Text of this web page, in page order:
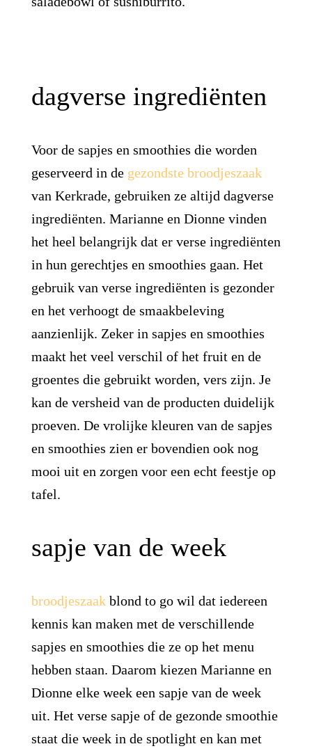
dagverse ingrediënten
Voor de sapjes en smoothies die worden
geserveerd in de gezondste broodjeszaak
van Kerkrade, gebruiken ze altijd dagverse
ingrediënten. Marianne en Dionne vinden
het heel belangrijk dat er verse ingrediënten
in hun gerechtjes en smoothies gaan. Het
gebruik van verse ingrediënten is gezonder
en het verhoogt de smaakbeleving
aanzienlijk. Zeker in sapjes en smoothies
maakt het veel verschil of het fruit en de
groentes die gebruikt worden, vers zijn. Je
kan de versheid van de producten duidelijk
proeven. De vrolijke kleuren van de sapjes
en smoothies zien er bovendien ook nog
mooi uit en zorgen voor een echt feestje op
tafel.
sapje van de week
broodjeszaakblond to go wil dat iedereen
kennis kan maken met de verschillende
sapjes en smoothies die ze op het menu
hebben staan. Daarom kiezen Marianne en
Dionne elke week een sapje van de week
uit. Het verse sapje of de gezonde smoothie
staat die week in de spotlight en kan met